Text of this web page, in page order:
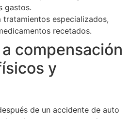
gastos.
tratamientos especializados,
recetados.
compensación
y
de un accidente de auto